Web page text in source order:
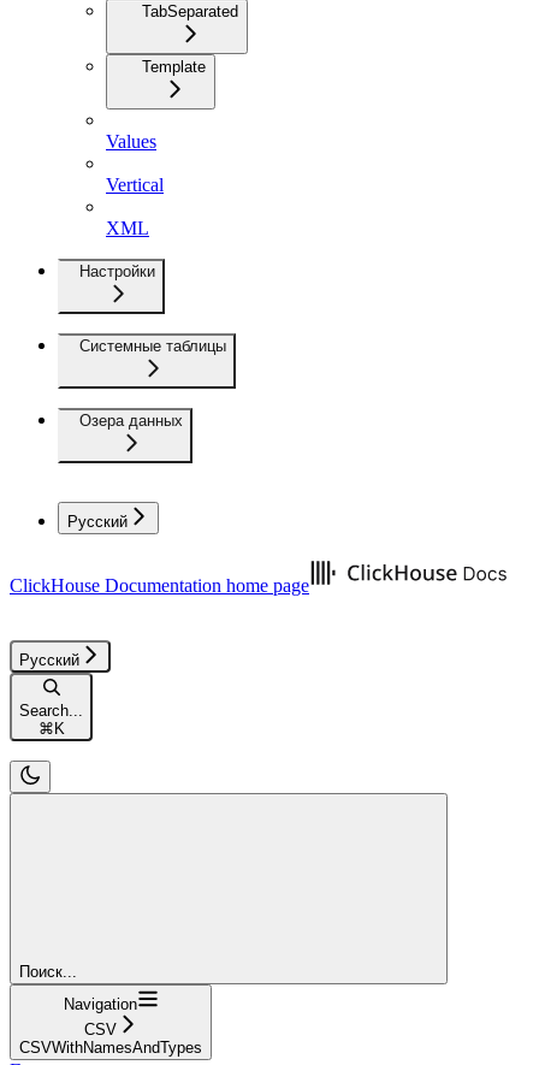
TabSeparated
Template
Values
Vertical
XML
Настройки
Системные таблицы
Озера данных
Русский
ClickHouse Documentation home page
Русский
Search...
⌘K
Поиск...
Navigation
CSV
CSVWithNamesAndTypes